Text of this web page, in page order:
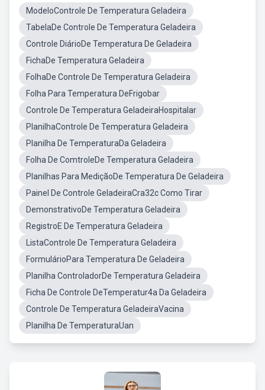
ModeloControle De Temperatura Geladeira
TabelaDe Controle De Temperatura Geladeira
Controle DiárioDe Temperatura De Geladeira
FichaDe Temperatura Geladeira
FolhaDe Controle De Temperatura Geladeira
Folha Para Temperatura DeFrigobar
Controle De Temperatura GeladeiraHospitalar
PlanilhaControle De Temperatura Geladeira
Planilha De TemperaturaDa Geladeira
Folha De ComtroleDe Temperatura Geladeira
Planilhas Para MediçãoDe Temperatura De Geladeira
Painel De Controle GeladeiraCra32c Como Tirar
DemonstrativoDe Temperatura Geladeira
RegistroE De Temperatura Geladeira
ListaControle De Temperatura Geladeira
FormulárioPara Temperatura De Geladeira
Planilha ControladorDe Temperatura Geladeira
Ficha De Controle DeTemperatur4a Da Geladeira
Controle De Temperatura GeladeiraVacina
Planilha De TemperaturaUan